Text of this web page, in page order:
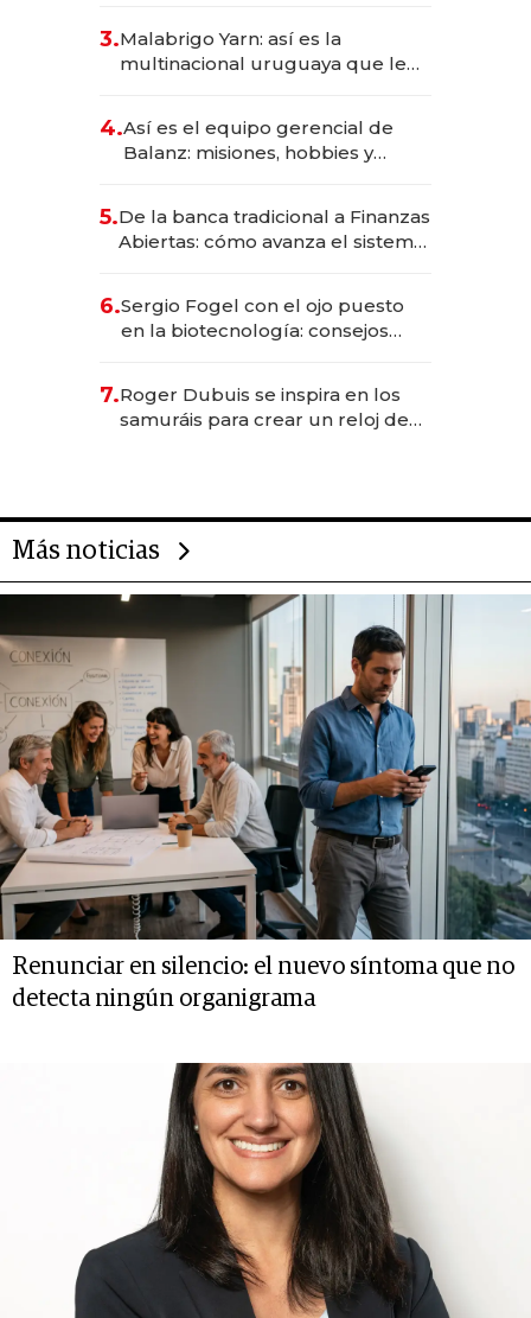
anticipación y prepara apertura
3.Malabrigo Yarn: así es la
multinacional uruguaya que le
4.Así es el equipo gerencial de
Balanz: misiones, hobbies y
5.De la banca tradicional a Finanzas
Abiertas: cómo avanza el sistema
6.Sergio Fogel con el ojo puesto
en la biotecnología: consejos
rol de la IA
7.Roger Dubuis se inspira en los
samuráis para crear un reloj de
Más noticias
Renunciar en silencio: el nuevo síntoma que no
detecta ningún organigrama